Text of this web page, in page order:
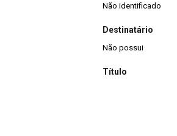
Não identificado
Destinatário
Não possui
Título